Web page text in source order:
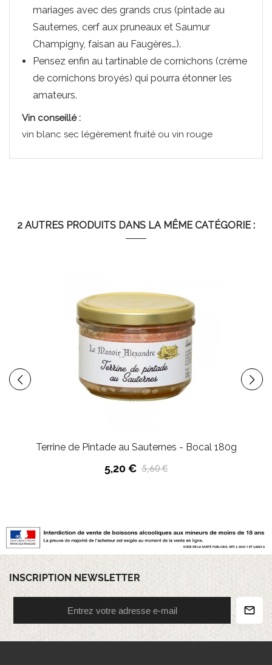
mariages avec des grands crus (pintade au
Sauternes, cerf aux pruneaux et Saumur
Champigny, faisan au Faugères…).
Pensez enfin au tartinable de cornichons (crème
de cornichons broyés) qui pourra étonner les
amateurs.
Vin conseillé :
vin blanc sec légèrement fruité ou vin rouge
grasses
saturés 6,1 g)
1,7 g
2 AUTRES PRODUITS DANS LA MÊME CATÉGORIE :
Terrine de Pintade au Sauternes - Bocal 180g
5,20 € 5,60 €
INSCRIPTION NEWSLETTER